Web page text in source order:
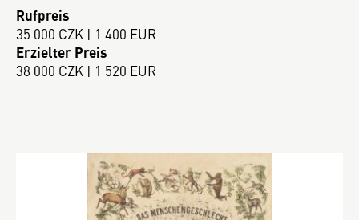
Rufpreis
35 000 CZK | 1 400 EUR
Erzielter Preis
38 000 CZK | 1 520 EUR